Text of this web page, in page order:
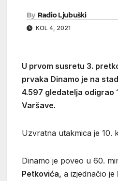
By Radio Ljubuški
KOL 4, 2021
U prvom susretu 3.
prvaka Dinamo je na
4.597 gledatelja odigrao
Varšave.
Uzvratna utakmica je 10.
Dinamo je poveo u 60.
Petkovića, a izjednačio je